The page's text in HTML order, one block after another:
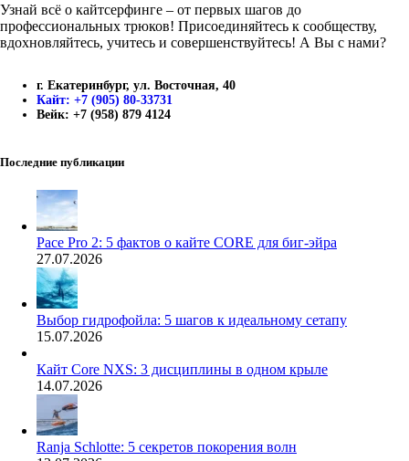
Узнай всё о кайтсерфинге – от первых шагов до
профессиональных трюков! Присоединяйтесь к сообществу,
вдохновляйтесь, учитесь и совершенствуйтесь! А Вы с нами?
г. Екатеринбург, ул. Восточная, 40
Кайт: +7 (905) 80-33731
Вейк: +7 (958) 879 4124
Последние публикации
Pace Pro 2: 5 фактов о кайте CORE для биг-эйра
27.07.2026
Выбор гидрофойла: 5 шагов к идеальному сетапу
15.07.2026
Кайт Core NXS: 3 дисциплины в одном крыле
14.07.2026
Ranja Schlotte: 5 секретов покорения волн